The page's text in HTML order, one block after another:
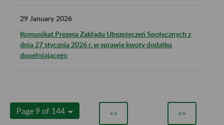
29 January 2026
Komunikat Prezesa Zakładu Ubezpieczeń Społecznych z
dnia 27 stycznia 2026 r. w sprawie kwoty dodatku
dopełniającego
Page 9 of 144 << >>